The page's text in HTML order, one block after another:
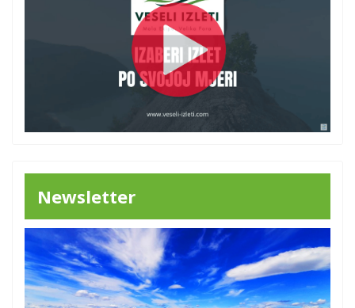
Newsletter